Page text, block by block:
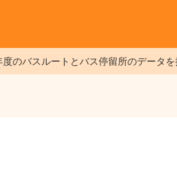
のバスルートとバス停留所のデータを